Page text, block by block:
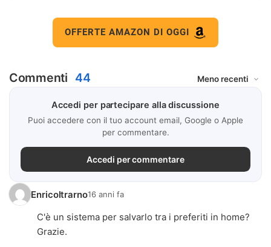
OFFERTE AMAZON DI OGGI
Commenti 44
Accedi per partecipare alla discussione
Puoi accedere con il tuo account email, Google o Apple
per commentare.
Accedi per commentare
Enricoltrarno16 anni fa
C'è un sistema per salvarlo tra i preferiti in home?
Grazie.